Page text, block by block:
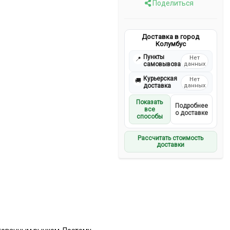
Поделиться
Доставка в город
Колумбус
📍 Пункты
самовывоза
Нет
данных
🚚 Курьерская
доставка
Нет
данных
Показать
все
способы
Подробнее
о доставке
Рассчитать стоимость
доставки